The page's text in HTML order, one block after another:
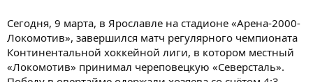
Сегодня, 9 марта, в Ярославле на стадионе «Арена-2000-
Локомотив», завершился матч регулярного чемпионата
Континентальной хоккейной лиги, в котором местный
«Локомотив» принимал череповецкую «Северсталь».